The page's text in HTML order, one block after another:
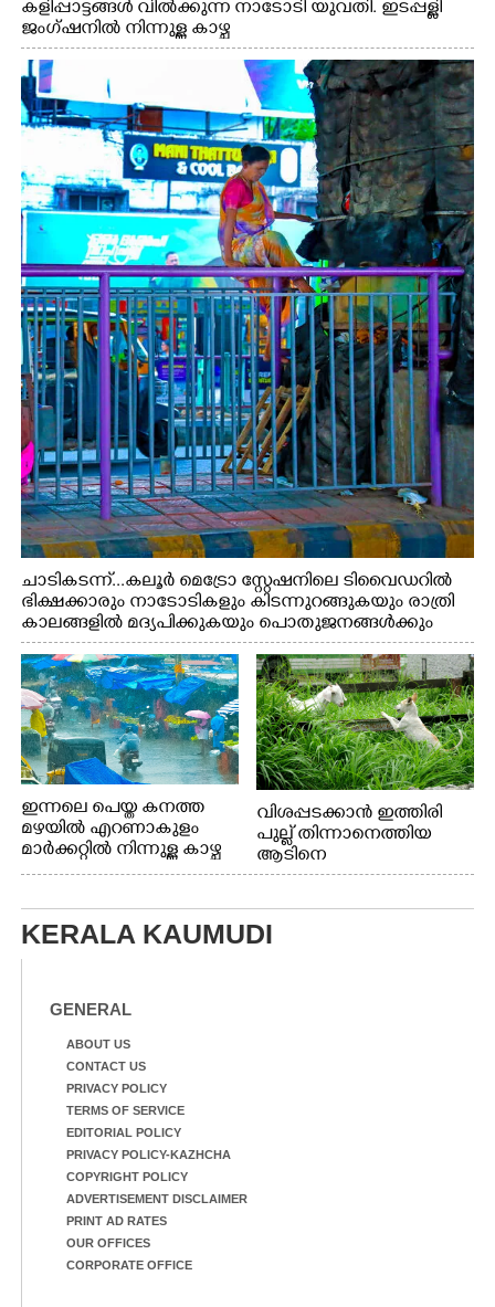
കളിപ്പാട്ടങ്ങൾ വിൽക്കുന്ന നാടോടി യുവതി. ഇടപ്പള്ളി
ജംഗ്ഷനിൽ നിന്നുള്ള കാഴ്ച
ചാടികടന്ന്...കലൂർ മെട്രോ സ്റ്റേഷനിലെ ടിവൈഡറിൽ
ഭിക്ഷക്കാരും നാടോടികളും കിടന്നുറങ്ങുകയും രാത്രി
കാലങ്ങളിൽ മദ്യപിക്കുകയും പൊതുജനങ്ങൾക്കും
വാഹനത്തിൽ പോകുന്നവർക്കും ബുദ്ധിമുട്ട് ഉണ്ടായ
സാഹചര്യത്തിൽ അധികാരികൾ കമ്പി കൊണ്ട് മറച്ച
വേലി ചാടികടക്കുന്ന നാടോടി സ്ത്രീ
ഇന്നലെ പെയ്ത കനത്ത
മഴയിൽ എറണാകുളം
മാർക്കറ്റിൽ നിന്നുള്ള കാഴ്ച
വിശപ്പടക്കാൻ ഇത്തിരി
പുല്ല് തിന്നാനെത്തിയ
ആടിനെ
ആക്രമിക്കാനൊരുങ്ങുന്ന
വാത്തുരുത്തിയിൽ
KERALA KAUMUDI
GENERAL
ABOUT US
CONTACT US
PRIVACY POLICY
TERMS OF SERVICE
EDITORIAL POLICY
PRIVACY POLICY-KAZHCHA
COPYRIGHT POLICY
ADVERTISEMENT DISCLAIMER
PRINT AD RATES
OUR OFFICES
CORPORATE OFFICE